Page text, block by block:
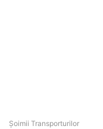
Șoimii Transporturilor